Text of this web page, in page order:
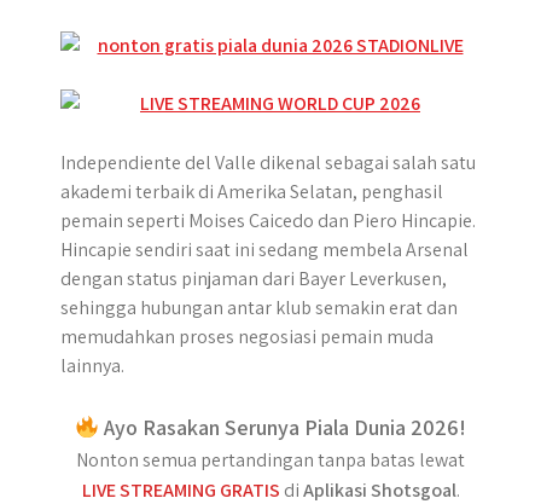
Independiente del Valle dikenal sebagai salah satu
akademi terbaik di Amerika Selatan, penghasil
pemain seperti Moises Caicedo dan Piero Hincapie.
Hincapie sendiri saat ini sedang membela Arsenal
dengan status pinjaman dari Bayer Leverkusen,
sehingga hubungan antar klub semakin erat dan
memudahkan proses negosiasi pemain muda
lainnya.
Ayo Rasakan Serunya Piala Dunia 2026!
Nonton semua pertandingan tanpa batas lewat
LIVE STREAMING GRATIS diAplikasi Shotsgoal.